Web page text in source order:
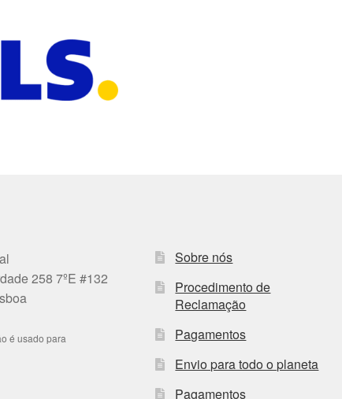
258 7ºE #132
é usado para
Sobre nós
Procedimento de
Reclamação
Pagamentos
Envio para todo o planeta
Pagamentos